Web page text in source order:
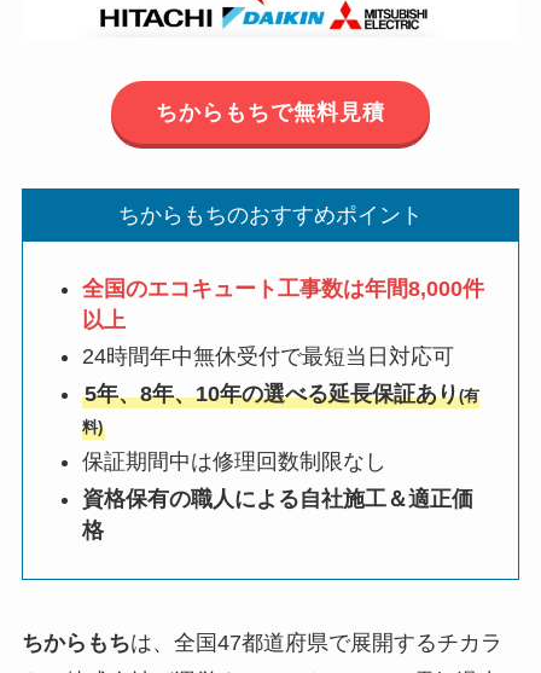
ちからもちで無料見積
ちからもちのおすすめポイント
全国のエコキュート工事数は年間8,000件
以上
24時間年中無休受付で最短当日対応可
5年、8年、10年の選べる延長保証あり(有
料)
保証期間中は修理回数制限なし
資格保有の職人による自社施工＆適正価
格
ちからもちは、全国47都道府県で展開するチカラ